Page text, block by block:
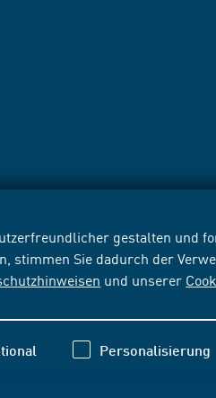
gestalten und
stimmen Sie dadurch der
und unserer
Personalisierung